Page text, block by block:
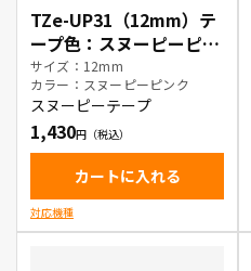
TZe-UP31（12mm）テ
ープ色：スヌーピーピン
ク / 黒文字
サイズ：12mm
カラー：スヌーピーピンク
スヌーピーテープ
1,430
カートに入れる
対応機種